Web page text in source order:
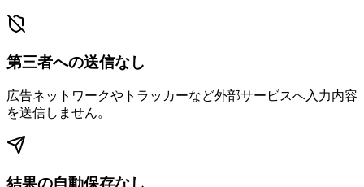
第三者への送信なし
広告ネットワークやトラッカーなど外部サービスへ入力内容
を送信しません。
結果の自動保存なし